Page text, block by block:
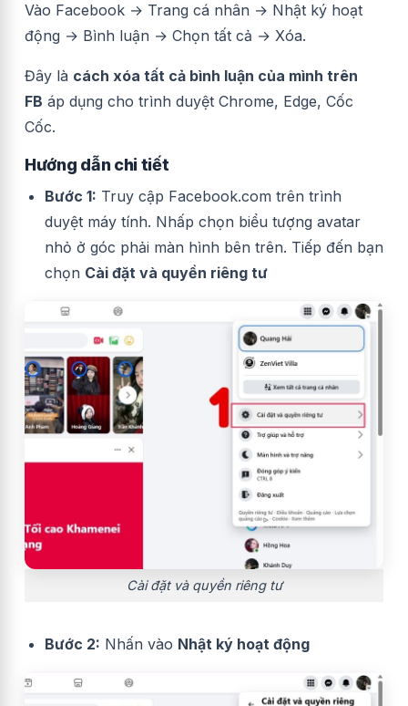
Vào Facebook → Trang cá nhân → Nhật ký hoạt
động → Bình luận → Chọn tất cả → Xóa.
Đây là cách xóa tất cả bình luận của mình trên
FB áp dụng cho trình duyệt Chrome, Edge, Cốc
Cốc.
Hướng dẫn chi tiết
Bước 1: Truy cập Facebook.com trên trình
duyệt máy tính. Nhấp chọn biểu tượng avatar
nhỏ ở góc phải màn hình bên trên. Tiếp đến bạn
chọn Cài đặt và quyền riêng tư
Cài đặt và quyền riêng tư
Bước 2: Nhấn vào Nhật ký hoạt động